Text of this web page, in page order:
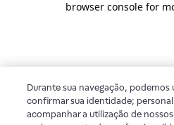
browser console for
Durante sua navegação, podemos
confirmar sua identidade;
acompanhar a utilização de